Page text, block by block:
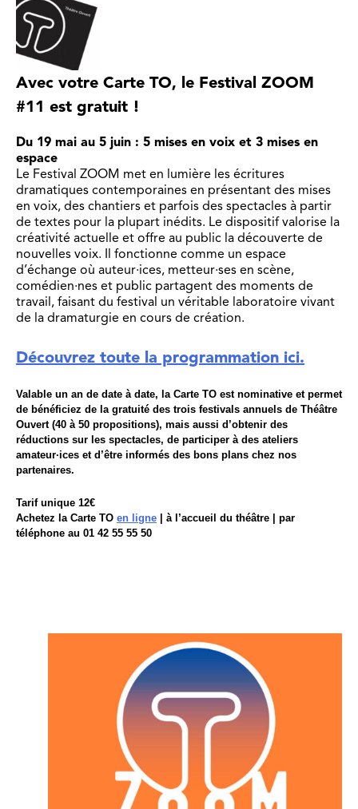
Avec votre Carte TO, le Festival ZOOM
#11 est gratuit !
Du 19 mai au 5 juin : 5 mises en voix et 3 mises en
espace
Le Festival ZOOM met en lumière les écritures
dramatiques contemporaines en présentant des mises
en voix, des chantiers et parfois des spectacles à partir
de textes pour la plupart inédits. Le dispositif valorise la
créativité actuelle et offre au public la découverte de
nouvelles voix. Il fonctionne comme un espace
d’échange où auteur·ices, metteur·ses en scène,
comédien·nes et public partagent des moments de
travail, faisant du festival un véritable laboratoire vivant
de la dramaturgie en cours de création.
Découvrez toute la programmation ici.
Valable un an de date à date, la Carte TO est nominative et permet
de bénéficiez de la gratuité des trois festivals annuels de Théâtre
Ouvert (40 à 50 propositions), mais aussi d’obtenir des
réductions sur les spectacles, de participer à des ateliers
amateur·ices et d’être informés des bons plans chez nos
partenaires.
Tarif unique 12€
Achetez la Carte TO en ligne | à l’accueil du théâtre | par
téléphone au 01 42 55 55 50